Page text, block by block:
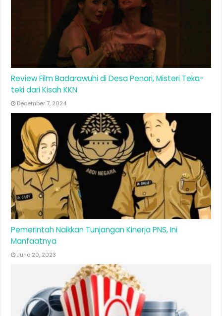
Review Film Badarawuhi di Desa Penari, Misteri Teka-
teki dari Kisah KKN
December 7, 2024
Pemerintah Naikkan Tunjangan Kinerja PNS, Ini
Manfaatnya
June 20, 2023